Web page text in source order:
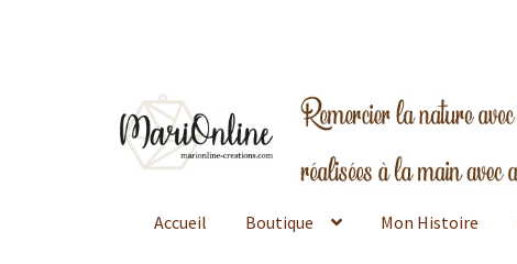
la
navigation
contenu
Accueil Boutique Mon Histoire